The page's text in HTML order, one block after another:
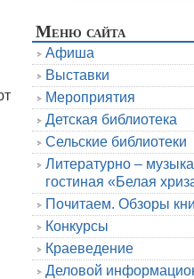
Меню сайта
Афиша
Выставки
Мероприятия
Детская библиотека
Сельские библиотеки
Литературно –
гостиная «Белая
Почитаем. Обзоры
Конкурсы
Краеведение
Деловой